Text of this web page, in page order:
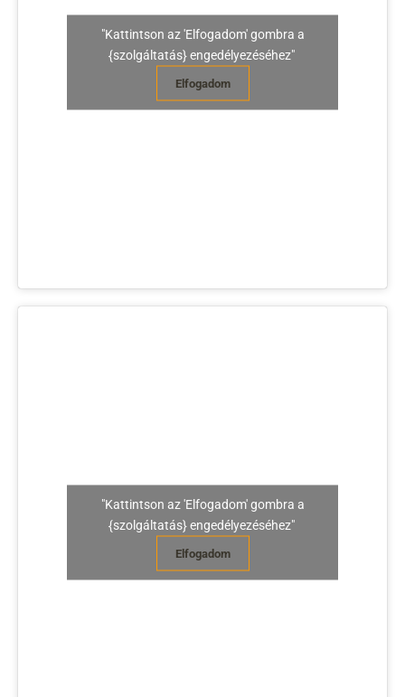
"Kattintson az 'Elfogadom' gombra a
{szolgáltatás} engedélyezéséhez"
Elfogadom
"Kattintson az 'Elfogadom' gombra a
{szolgáltatás} engedélyezéséhez"
Elfogadom